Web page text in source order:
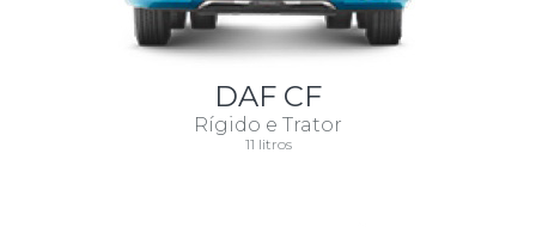
DAF CF
Rígido e Trator
11 litros